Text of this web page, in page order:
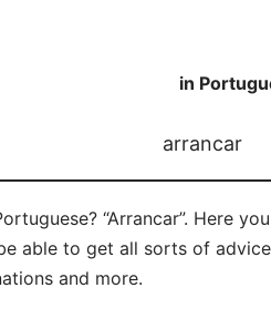
in
arrancar
“Arrancar”. Here
able to get all sorts of
and more.